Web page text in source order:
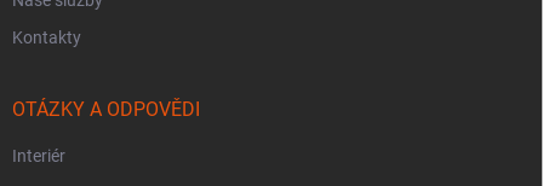
Kontakty
OTÁZKY A ODPOVĚDI
Interiér